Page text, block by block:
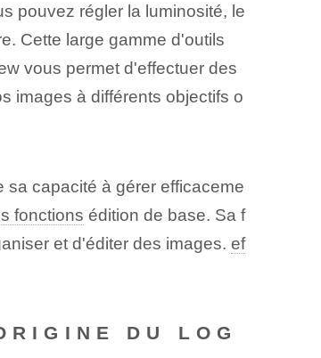
pouvez régler la luminosité, le
Cette large gamme d'outils
vous permet d'effectuer des
images à différents objectifs o
capacité à gérer efficaceme
fonctions édition de base. Sa f
et d'éditer des images. ef
DU LOG